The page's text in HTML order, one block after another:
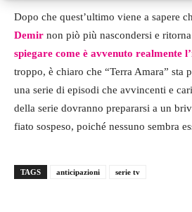
Dopo che quest’ultimo viene a sapere
Demir non piò più nascondersi e ritorna
spiegare come è avvenuto realmente
troppo, è chiaro che “Terra Amara” sta
una serie di episodi che avvincenti e
della serie dovranno prepararsi a un
fiato sospeso, poiché nessuno sembra
TAGS anticipazioni serie tv